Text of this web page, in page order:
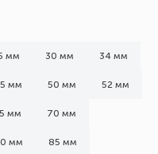
мм 30 мм 34 мм
мм 50 мм 52 мм
мм 70 мм
мм 85 мм